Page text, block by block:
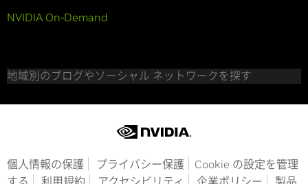
NVIDIA On-Demand
地域別のブログやソーシャル ネットワークを探す
個人情報の保護 プライバシー保護
Cookie の設定を管理